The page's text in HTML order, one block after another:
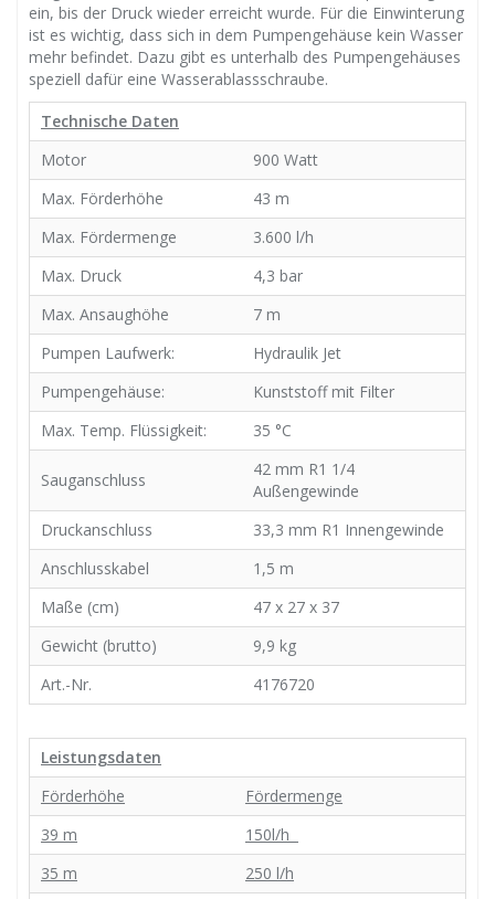
ein, bis der Druck wieder erreicht wurde. Für die Einwinterung
ist es wichtig, dass sich in dem Pumpengehäuse kein Wasser
mehr befindet. Dazu gibt es unterhalb des Pumpengehäuses
speziell dafür eine Wasserablassschraube.
Technische Daten
Motor
900 Watt
Max. Förderhöhe
43 m
Max. Fördermenge
3.600 l/h
Max. Druck
4,3 bar
Max. Ansaughöhe
7 m
Pumpen Laufwerk:
Hydraulik Jet
Pumpengehäuse:
Kunststoff mit Filter
Max. Temp. Flüssigkeit:
35 °C
Sauganschluss
42 mm R1 1/4
Außengewinde
Druckanschluss
33,3 mm R1 Innengewinde
Anschlusskabel
1,5 m
Maße (cm)
47 x 27 x 37
Gewicht (brutto)
9,9 kg
Art.-Nr.
4176720
Leistungsdaten
Förderhöhe
Fördermenge
39 m
150l/h
35 m
250 l/h